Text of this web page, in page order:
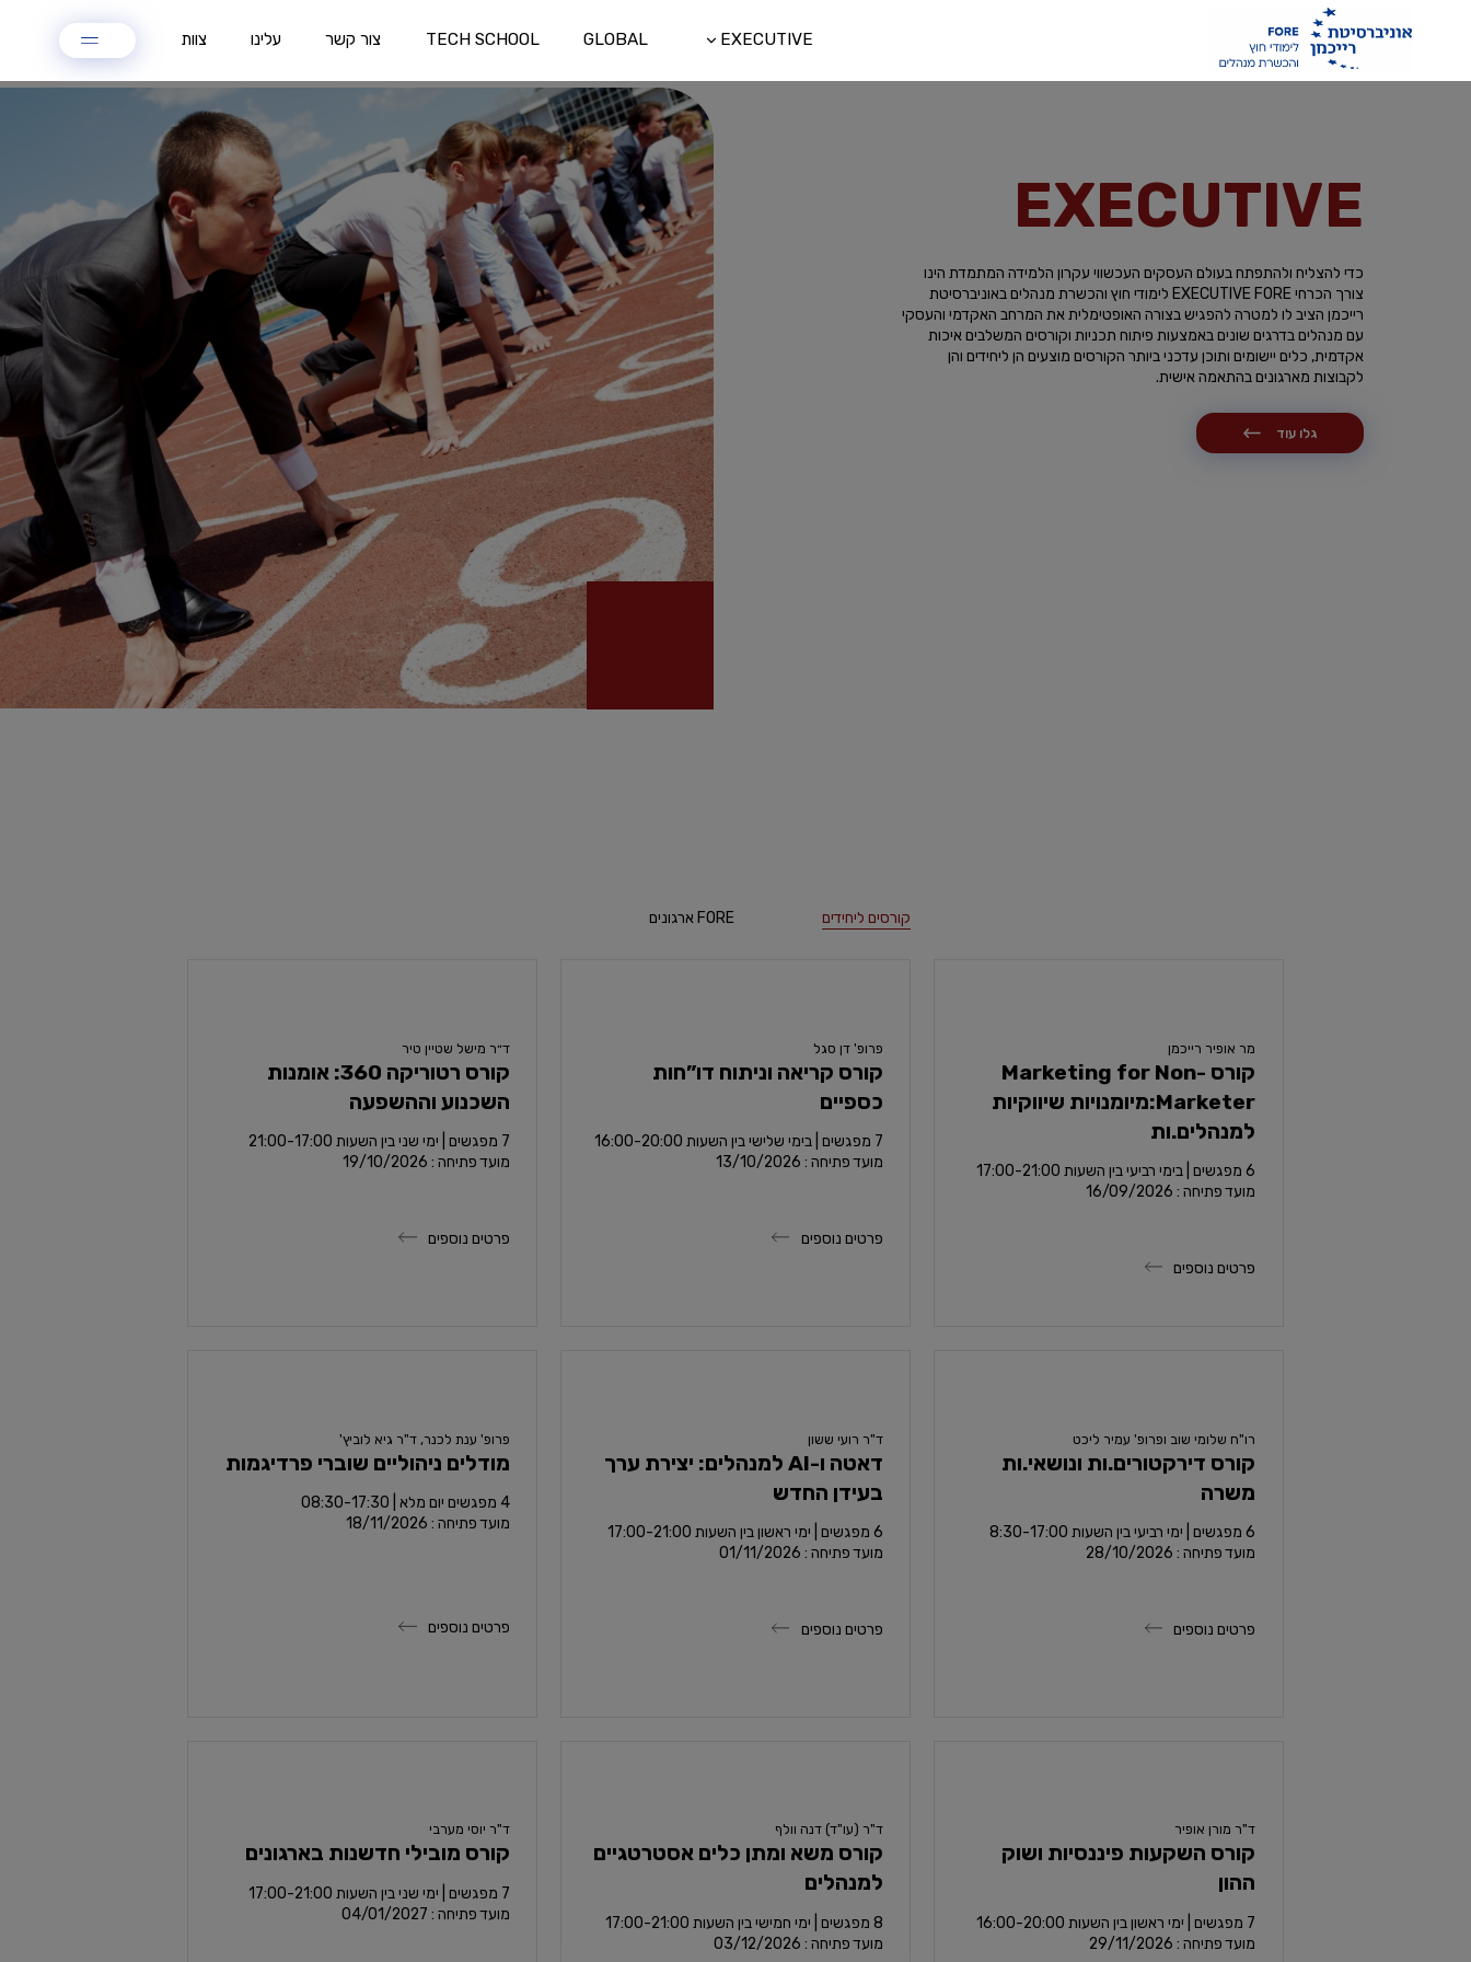
EXECUTIVE
GLOBAL
TECH SCHOOL צור קשר עלינו צוות
EXECUTIVE
כדי להצליח ולהתפתח בעולם העסקים העכשווי עקרון הלמידה המתמדת הינו
צורך הכרחי EXECUTIVE FORE לימודי חוץ והכשרת מנהלים באוניברסיטת
רייכמן הציב לו למטרה להפגיש בצורה האופטימלית את המרחב האקדמי והעסקי
עם מנהלים בדרגים שונים באמצעות פיתוח תכניות וקורסים המשלבים איכות
אקדמית, כלים יישומים ותוכן עדכני ביותר הקורסים מוצעים הן ליחידים והן
לקבוצות מארגונים בהתאמה אישית.
גלו עוד
קורסים ליחידים FORE ארגונים
מר אופיר רייכמן
קורס Marketing for Non-
Marketer:מיומנויות שיווקיות
למנהלים.ות
6 מפגשים | בימי רביעי בין השעות 17:00-21:00
מועד פתיחה : 16/09/2026
פרטים נוספים
פרופ' דן סגל
קורס קריאה וניתוח דו”חות
כספיים
מועד פתיחה : 13/10/2026
פרטים נוספים
ד״ר מישל שטיין טיר
קורס רטוריקה 360: אומנות
השכנוע וההשפעה
7 מפגשים | ימי שני בין השעות 21:00-17:00
מועד פתיחה : 19/10/2026
פרטים נוספים
רו"ח שלומי שוב ופרופ' עמיר ליכט
קורס דירקטורים.ות ונושאי.ות
משרה
מועד פתיחה : 28/10/2026
פרטים נוספים
ד"ר רועי ששון
דאטה ו-AI למנהלים: יצירת ערך
בעידן החדש
6 מפגשים | ימי ראשון בין השעות 17:00-21:00
מועד פתיחה : 01/11/2026
פרטים נוספים
פרופ' ענת לכנר, ד"ר גיא לוביץ'
מודלים ניהוליים שוברי פרדיגמות
4 מפגשים יום מלא | 08:30-17:30
מועד פתיחה : 18/11/2026
פרטים נוספים
ד"ר מורן אופיר
קורס השקעות פיננסיות ושוק
ההון
7 מפגשים | ימי ראשון בין השעות 16:00-20:00
מועד פתיחה : 29/11/2026
ד"ר (עו"ד) דנה וולף
קורס משא ומתן כלים אסטרטגיים
למנהלים
מועד פתיחה : 03/12/2026
ד"ר יוסי מערבי
קורס מובילי חדשנות בארגונים
7 מפגשים | ימי שני בין השעות 17:00-21:00
מועד פתיחה : 04/01/2027